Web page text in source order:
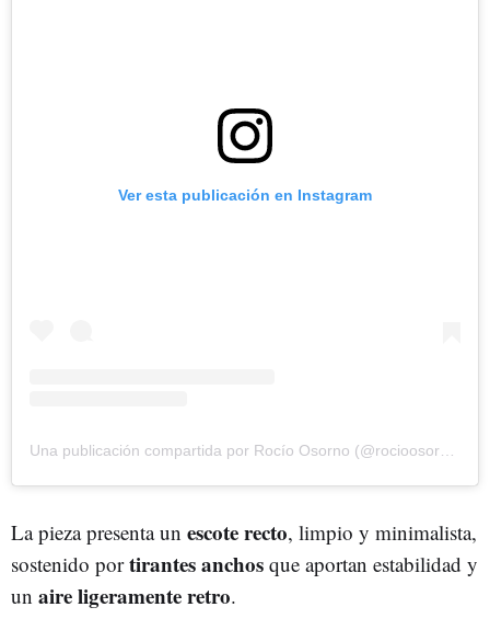
Ver esta publicación en Instagram
La pieza presenta un escote recto, limpio y minimalista,
sostenido portirantes anchos que aportan estabilidad y
un aire ligeramente retro.